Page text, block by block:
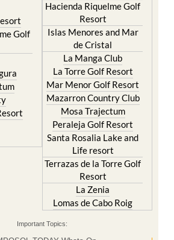
Golf
Hacienda Riquelme Golf
Resort
Islas Menores and Mar
de Cristal
La Manga Club
La Torre Golf Resort
Mar Menor Golf Resort
Mazarron Country Club
Mosa Trajectum
Peraleja Golf Resort
Santa Rosalia Lake and
Life resort
Terrazas de la Torre Golf
Resort
La Zenia
Lomas de Cabo Roig
Important Topics: